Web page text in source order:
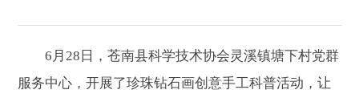
6月28日，苍南县科学技术协会灵溪镇塘下村党群
服务中心，开展了珍珠钻石画创意手工科普活动，让